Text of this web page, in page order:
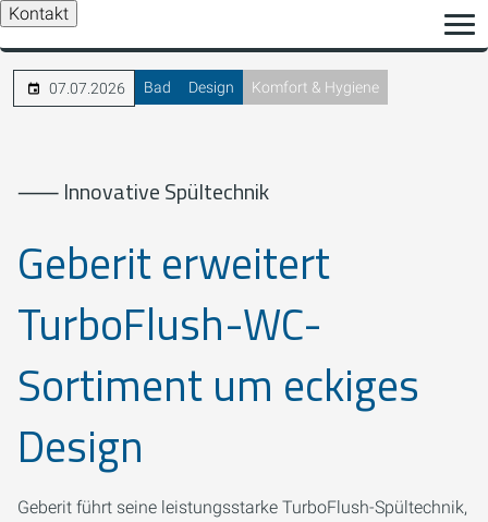
Kontakt
07.07.2026 Bad Design Komfort & Hygiene
⸺ Innovative Spültechnik
Geberit erweitert
TurboFlush-WC-
Sortiment um eckiges
Design
Geberit führt seine leistungsstarke TurboFlush-Spültechnik,